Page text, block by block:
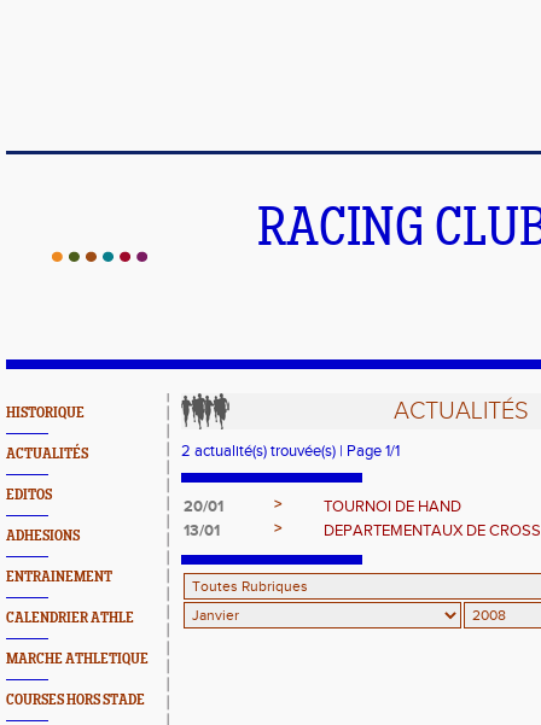
RACING
HISTORIQUE
ACTUALITÉS
EDITOS
ADHESIONS
ENTRAINEMENT
CALENDRIER ATHLE
MARCHE ATHLETIQUE
COURSES HORS STADE
ACTUALITÉS
2 actualité(s) trouvée(s) | Page 1/1
20/01 >
TOURNOI DE HAND
13/01
> DEPARTEMENTAUX DE CROSS